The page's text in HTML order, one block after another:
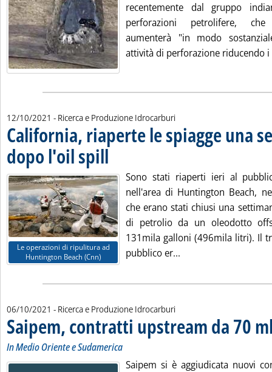
recentemente dal gruppo
perforazioni petrolifere,
aumenterà "in modo
attività di perforazione riducendo
12/10/2021 - Ricerca e Produzione Idrocarburi
California, riaperte le spiagge una
dopo l'oil spill. Pubblicata martedì 12 ottobre 2021 alle 14.34.
Le operazioni di ripulitura ad
Huntington Beach (Cnn)
Sono stati riaperti ieri al
nell'area di Huntington Beach,
che erano stati chiusi una
di petrolio da un oleodotto
131mila galloni (496mila litri). Il
pubblico er...
06/10/2021 - Ricerca e Produzione Idrocarburi
Saipem, contratti upstream da 70
In Medio Oriente e Sudamerica
Saipem si è aggiudicata nuovi